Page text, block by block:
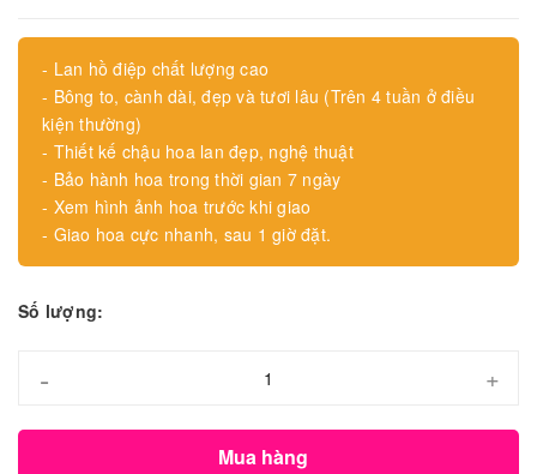
- Lan hồ điệp chất lượng cao
- Bông to, cành dài, đẹp và tươi lâu (Trên 4 tuần ở điều
kiện thường)
- Thiết kế chậu hoa lan đẹp, nghệ thuật
- Bảo hành hoa trong thời gian 7 ngày
- Xem hình ảnh hoa trước khi giao
- Giao hoa cực nhanh, sau 1 giờ đặt.
Số lượng:
- +
Mua hàng